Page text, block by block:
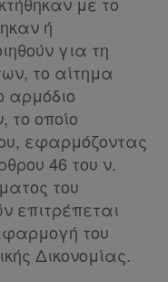
ή
για τη
το αίτημα
αρμόδιο
το οποίο
εφαρμόζοντας
46 του ν.
του
επιτρέπεται
του
Δικονομίας.